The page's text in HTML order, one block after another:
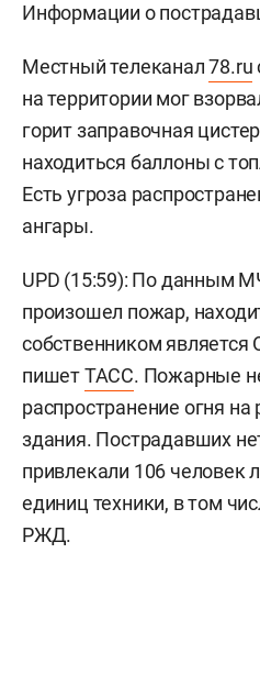
Информации о
Местный телеканал78.ru
на территории мог
горит заправочная
находиться баллоны с
Есть угроза
ангары.
UPD (15:59): По данным
произошел пожар,
собственником является
пишетТАСС. Пожарные
распространение огня
здания. Пострадавших
привлекали 106 человек
единиц техники, в том
РЖД.